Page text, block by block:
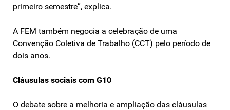
primeiro semestre”, explica.
A FEM também negocia a celebração de uma
Convenção Coletiva de Trabalho (CCT) pelo período de
dois anos.
Cláusulas sociais com G10
O debate sobre a melhoria e ampliação das cláusulas